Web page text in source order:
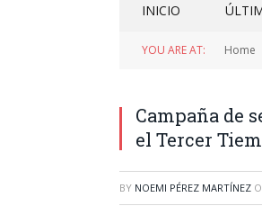
INICIO
YOU ARE AT: Home
Campaña de
el Tercer
BY NOEMI PÉREZ MARTÍNEZ